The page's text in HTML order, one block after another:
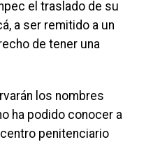
el traslado de su
a ser remitido a un
de tener una
los nombres
ha podido conocer a
penitenciario